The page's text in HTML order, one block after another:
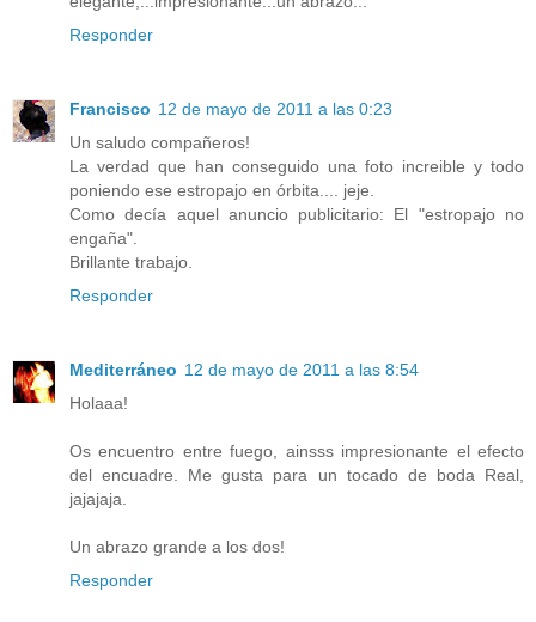
Responder
Francisco 12 de mayo de 2011 a las 0:23
Un saludo compañeros!
La verdad que han conseguido una foto increible y todo
poniendo ese estropajo en órbita.... jeje.
Como decía aquel anuncio publicitario: El "estropajo no
engaña".
Brillante trabajo.
Responder
Mediterráneo 12 de mayo de 2011 a las 8:54
Holaaa!
Os encuentro entre fuego, ainsss impresionante el efecto
del encuadre. Me gusta para un tocado de boda Real,
jajajaja.
Un abrazo grande a los dos!
Responder